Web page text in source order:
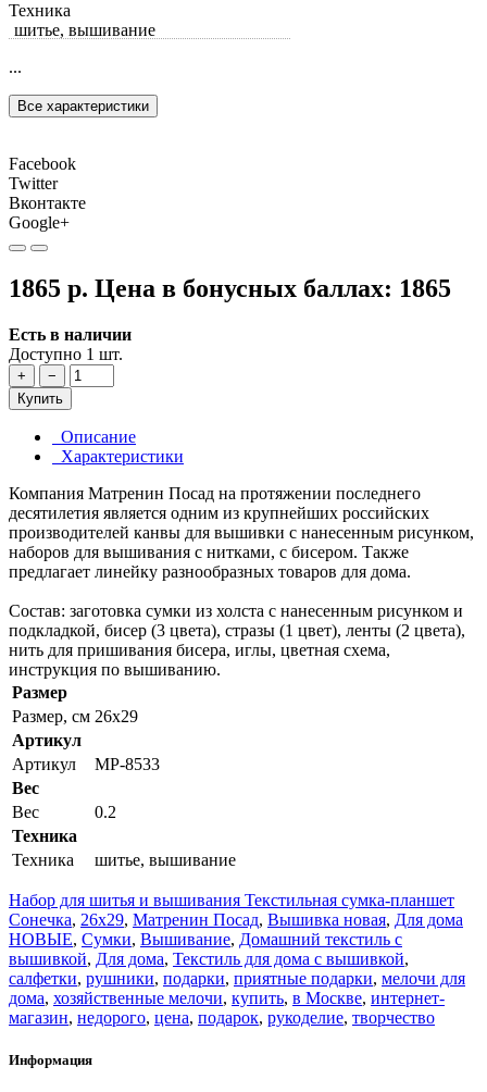
Техника
шитье, вышивание
...
Все характеристики
Facebook
Twitter
Вконтакте
Google+
1865 р. Цена в бонусных баллах: 1865
Есть в наличии
Доступно 1 шт.
+
−
Купить
Описание
Характеристики
Компания Матренин Посад на протяжении последнего
десятилетия является одним из крупнейших российских
производителей канвы для вышивки с нанесенным рисунком,
наборов для вышивания с нитками, с бисером. Также
предлагает линейку разнообразных товаров для дома.
Состав: заготовка сумки из холста с нанесенным рисунком и
подкладкой, бисер (3 цвета), стразы (1 цвет), ленты (2 цвета),
нить для пришивания бисера, иглы, цветная схема,
инструкция по вышиванию.
Размер
Размер, см 26x29
Артикул
Артикул
MP-8533
Вес
Вес
0.2
Техника
Техника
шитье, вышивание
Набор для шитья и вышивания Текстильная сумка-планшет
Сонечка, 26x29, Матренин Посад, Вышивка новая, Для дома
НОВЫЕ, Сумки, Вышивание, Домашний текстиль с
вышивкой, Для дома, Текстиль для дома с вышивкой,
салфетки, рушники, подарки, приятные подарки, мелочи для
дома, хозяйственные мелочи, купить, в Москве, интернет-
магазин, недорого, цена, подарок, рукоделие, творчество
Информация